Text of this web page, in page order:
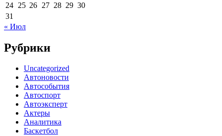
24 25 26 27 28 29 30
31
« Июл
Рубрики
Uncategorized
Автоновости
Автособытия
Автоспорт
Автоэксперт
Актеры
Аналитика
Баскетбол